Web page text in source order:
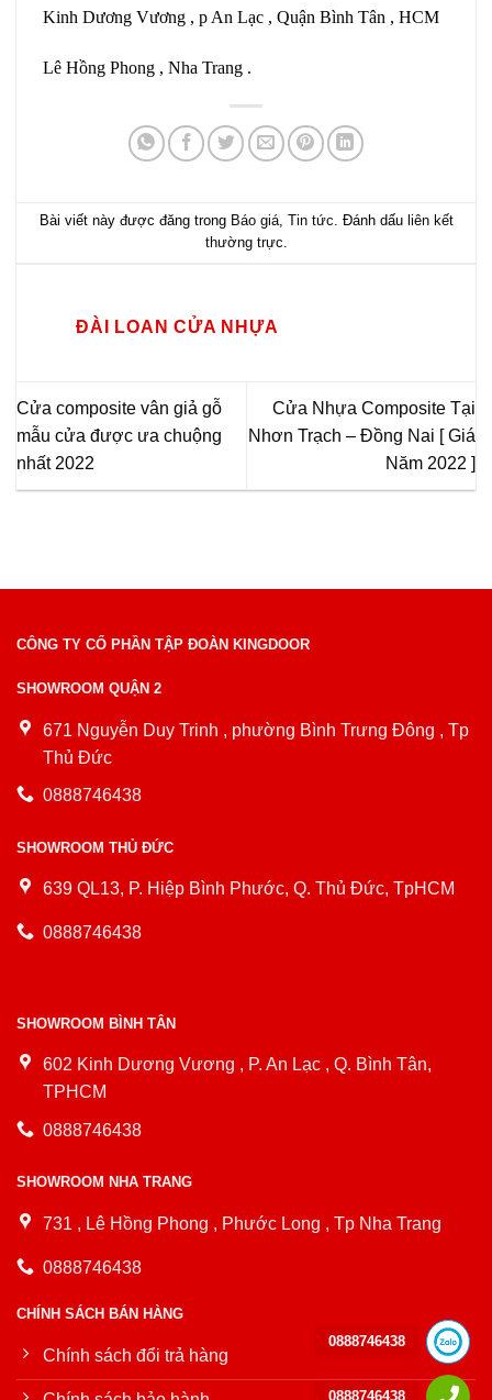
Kinh Dương Vương , p An Lạc , Quận Bình Tân , HCM
Lê Hồng Phong , Nha Trang .
Bài viết này được đăng trong Báo giá, Tin tức. Đánh dấu liên kết
thường trực.
ĐÀI LOAN CỬA NHỰA
Cửa composite vân giả gỗ
mẫu cửa được ưa chuộng
nhất 2022
Cửa Nhựa Composite Tại
Nhơn Trạch – Đồng Nai [ Giá
Năm 2022 ]
CÔNG TY CỔ PHẦN TẬP ĐOÀN KINGDOOR
SHOWROOM QUẬN 2
671 Nguyễn Duy Trinh , phường Bình Trưng Đông , Tp
Thủ Đức
0888746438
SHOWROOM THỦ ĐỨC
639 QL13, P. Hiệp Bình Phước, Q. Thủ Đức, TpHCM
0888746438
SHOWROOM BÌNH TÂN
602 Kinh Dương Vương , P. An Lạc , Q. Bình Tân,
TPHCM
0888746438
SHOWROOM NHA TRANG
731 , Lê Hồng Phong , Phước Long , Tp Nha Trang
0888746438
CHÍNH SÁCH BÁN HÀNG
Chính sách đổi trả hàng
0888746438
0888746438